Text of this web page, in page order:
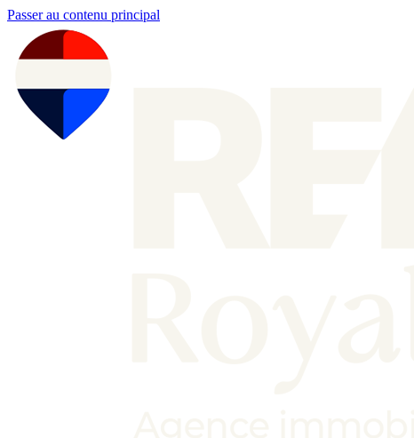
Passer au contenu principal